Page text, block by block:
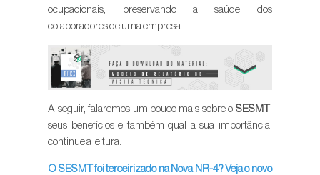
ocupacionais, preservando a saúde dos
colaboradores de uma empresa.
A seguir, falaremos um pouco mais sobre o SESMT,
seus benefícios e também qual a sua importância,
continue a leitura.
O SESMT foi terceirizado na Nova NR-4? Veja o novo